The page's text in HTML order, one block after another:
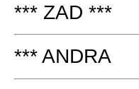
*** ZAD ***
*** ANDRA